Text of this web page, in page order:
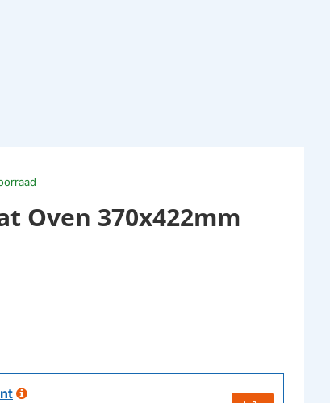
Oven 370x422mm